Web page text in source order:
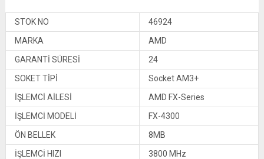
STOK NO
46924
MARKA
AMD
GARANTİ SÜRESİ
24
SOKET TİPİ
Socket AM3+
İŞLEMCİ AİLESİ
AMD FX-Series
İŞLEMCİ MODELİ
FX-4300
ÖN BELLEK
8MB
İŞLEMCİ HIZI
3800 MHz